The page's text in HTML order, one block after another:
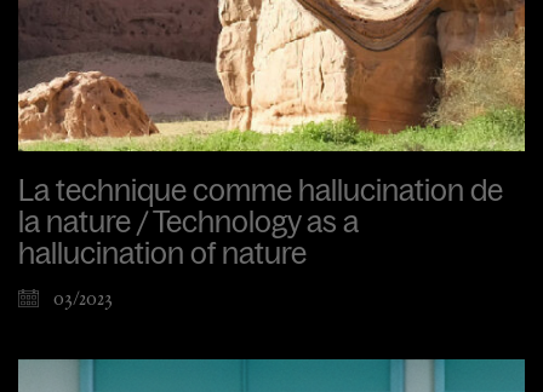
La technique comme hallucination de
la nature / Technology as a
hallucination of nature
03/2023